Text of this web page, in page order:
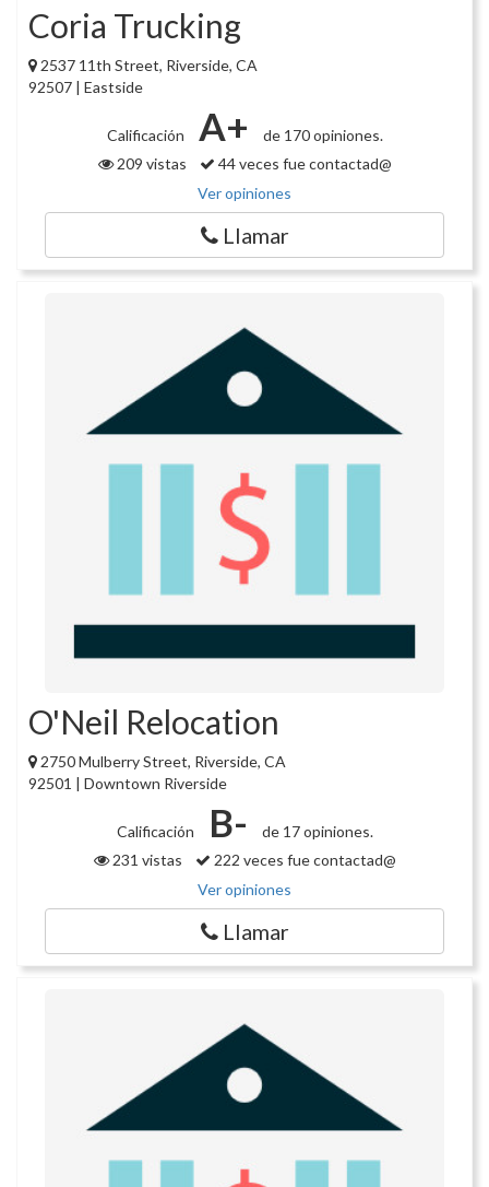
Coria Trucking
2537 11th Street, Riverside, CA
92507 | Eastside
Calificación A+
de 170 opiniones.
209 vistas
44 veces fue contactad@
Ver opiniones
Llamar
O'Neil Relocation
2750 Mulberry Street, Riverside, CA
92501 | Downtown Riverside
Calificación B-
de 17 opiniones.
231 vistas
222 veces fue contactad@
Ver opiniones
Llamar